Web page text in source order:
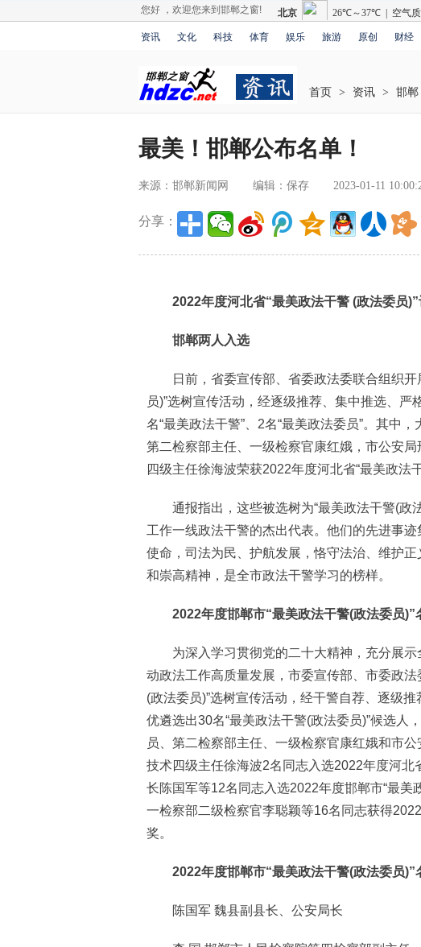
您好 ，欢迎您来到邯郸之窗!
资讯 文化 科技 体育 娱乐 旅游 原创 财经
首页 > 资讯 > 邯郸
最美！邯郸公布名单！
来源：邯郸新闻网 编辑：保存 2023-01-11
分享：
2022年度河北省“最美政法干警 (政法委员)”
邯郸两人入选
日前，省委宣传部、省委政法委联合组织开
员)”选树宣传活动，经逐级推荐、集中推选、
名“最美政法干警”、2名“最美政法委员”。其中
第二检察部主任、一级检察官康红娥，市公安
四级主任徐海波荣获2022年度河北省“最美政法干
通报指出，这些被选树为“最美政法干警(政
工作一线政法干警的杰出代表。他们的先进事
使命，司法为民、护航发展，恪守法治、维护
和崇高精神，是全市政法干警学习的榜样。
2022年度邯郸市“最美政法干警(政法委员)”
为深入学习贯彻党的二十大精神，充分展示
动政法工作高质量发展，市委宣传部、市委政
(政法委员)”选树宣传活动，经干警自荐、逐级
优遴选出30名“最美政法干警(政法委员)”候选人
员、第二检察部主任、一级检察官康红娥和市
技术四级主任徐海波2名同志入选2022年度河北
长陈国军等12名同志入选2022年度邯郸市“最美
一检察部二级检察官李聪颖等16名同志获得
奖。
2022年度邯郸市“最美政法干警(政法委员)”
陈国军 魏县副县长、公安局长